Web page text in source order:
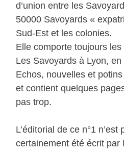
d’union entre les
50000 Savoyards «
Sud-Est et les colonies.
Elle comporte toujours
Les Savoyards à Lyon,
Echos, nouvelles et potins
et contient quelques
pas trop.
L’éditorial de ce n°1
certainement été écrit par